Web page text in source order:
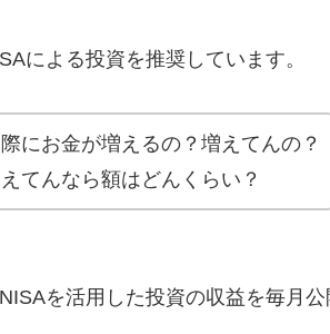
による投資を推奨しています。
にお金が増えるの？増えてんの？
てんなら額はどんくらい？
を活用した投資の収益を毎月